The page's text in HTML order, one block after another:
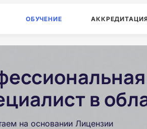
ОБУЧЕНИЕ
в
на основании Лицензии